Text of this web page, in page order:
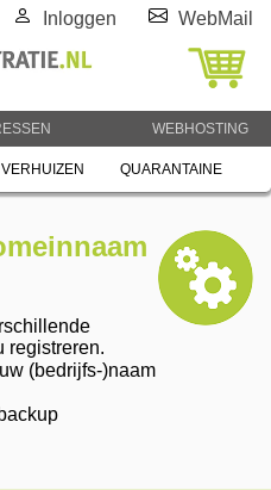
Inloggen WebMail
WEBHOSTING
VERHUIZEN QUARANTAINE
registreren.
(bedrijfs-)naam